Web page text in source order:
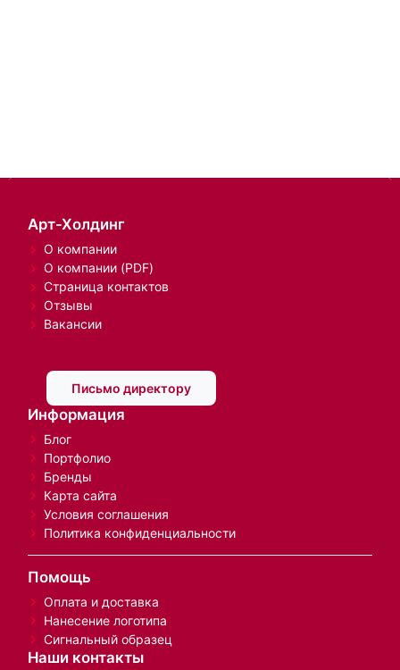
Арт-Холдинг
О компании
О компании (PDF)
Страница контактов
Отзывы
Вакансии
Письмо директору
Информация
Блог
Портфолио
Бренды
Карта сайта
Условия соглашения
Политика конфиденциальности
Помощь
Оплата и доставка
Нанесение логотипа
Сигнальный образец
Наши контакты